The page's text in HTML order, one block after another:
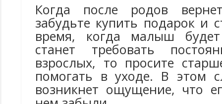
Когда после родов
забудьте купить подарок и
время, когда малыш
станет требовать
взрослых, то просите
помогать в уходе. В этом
возникнет ощущение, что